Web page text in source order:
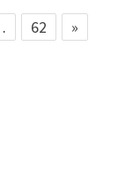
62
»